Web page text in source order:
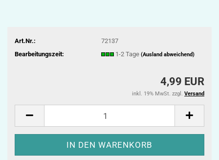
Art.Nr.:
72137
Bearbeitungszeit:
1-2 Tage (Ausland abweichend)
4,99 EUR
inkl. 19% MwSt. zzgl. Versand